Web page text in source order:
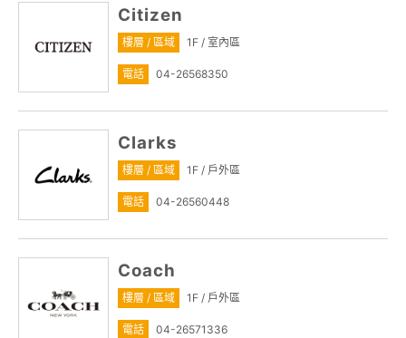
Citizen
樓層 / 區域 1F / 室內區
電話 04-26568350
Clarks
樓層 / 區域 1F / 戶外區
電話 04-26560448
Coach
樓層 / 區域 1F / 戶外區
電話 04-26571336